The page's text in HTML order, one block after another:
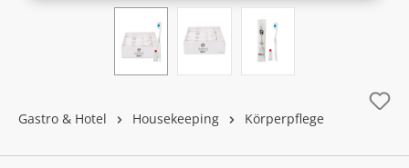
Gastro & Hotel Housekeeping Körperpflege